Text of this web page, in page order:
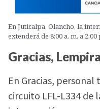
En Juticalpa, Olancho, la
extenderá de 8:00 a. m. a 2:00
Gracias, Lempira
En Gracias,
circuito LFL-L334 de